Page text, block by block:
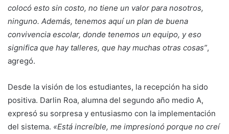
colocó esto sin costo, no tiene un valor para nosotros,
ninguno. Además, tenemos aquí un plan de buena
convivencia escolar, donde tenemos un equipo, y eso
significa que hay talleres, que hay muchas otras cosas”,
agregó.
Desde la visión de los estudiantes, la recepción ha sido
positiva. Darlin Roa, alumna del segundo año medio A,
expresó su sorpresa y entusiasmo con la implementación
del sistema. «Está increíble, me impresionó porque no creí